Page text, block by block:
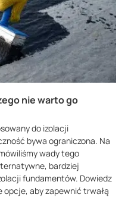
nie warto go
do izolacji
bywa ograniczona. Na
wady tego
bardziej
fundamentów. Dowiedz
aby zapewnić trwałą